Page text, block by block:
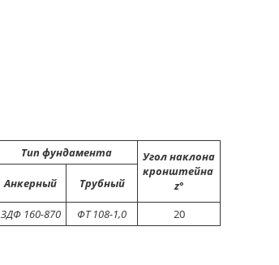
Тип фундамента
Угол наклона
кронштейна
z°
Анкерный Трубный
ЗДФ 160-870 ФТ 108-1,0 20